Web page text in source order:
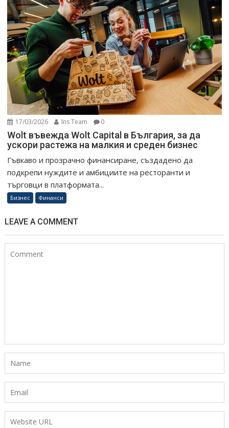
17/03/2026 Ins Team 0
Wolt въвежда Wolt Capital в България, за да
ускори растежа на малкия и среден бизнес
Гъвкаво и прозрачно финансиране, създадено да
подкрепи нуждите и амбициите на ресторанти и
търговци в платформата...
Бизнес Финанси
LEAVE A COMMENT